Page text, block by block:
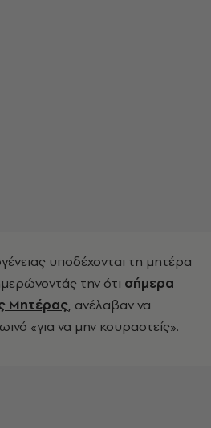
υποδέχονται τη μητέρα
την ότι σήμερα
Μητέρας, ανέλαβαν να
«για να μην κουραστείς».